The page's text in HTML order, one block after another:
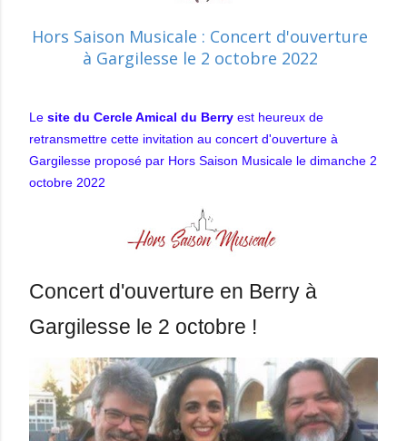
Hors Saison Musicale : Concert d'ouverture
à Gargilesse le 2 octobre 2022
Le site du Cercle Amical du Berry est heureux de
retransmettre cette invitation au concert d'ouverture à
Gargilesse proposé par Hors Saison Musicale le dimanche 2
octobre 2022
Concert d'ouverture en Berry à
Gargilesse le 2 octobre !